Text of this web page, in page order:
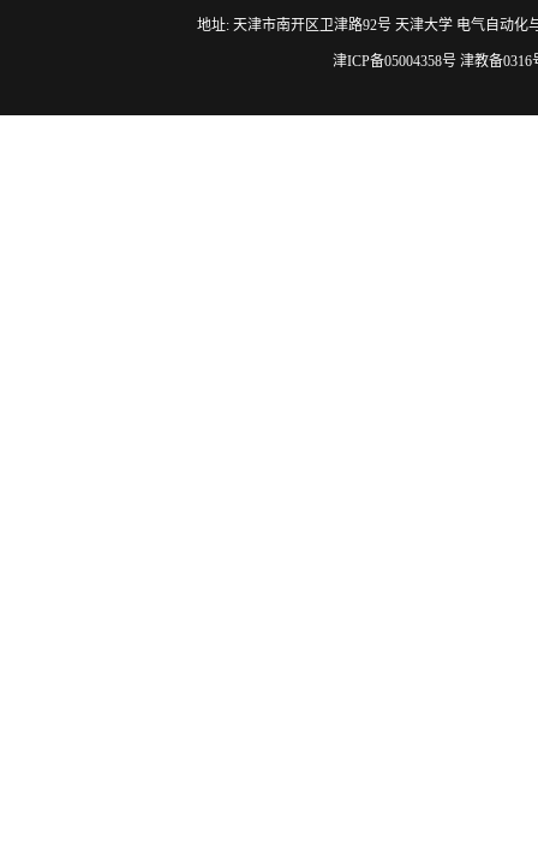
地址: 天津市南开区卫津路92号 天津大学 电气自动化
津ICP备05004358号 津教备